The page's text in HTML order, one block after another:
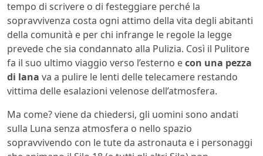
tempo di scrivere o di festeggiare perché la
sopravvivenza costa ogni attimo della vita degli abitanti
della comunità e per chi infrange le regole la legge
prevede che sia condannato alla Pulizia. Così il Pulitore
fa il suo ultimo viaggio verso l’esterno econ una pezza
di lana va a pulire le lenti delle telecamere restando
vittima delle esalazioni velenose dell’atmosfera.
Ma come? viene da chiedersi, gli uomini sono andati
sulla Luna senza atmosfera o nello spazio
sopravvivendo con le tute da astronauta e i personaggi